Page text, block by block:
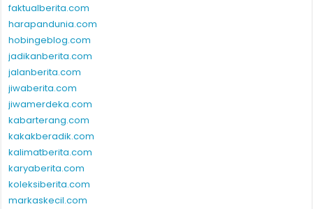
faktualberita.com
harapandunia.com
hobingeblog.com
jadikanberita.com
jalanberita.com
jiwaberita.com
jiwamerdeka.com
kabarterang.com
kakakberadik.com
kalimatberita.com
karyaberita.com
koleksiberita.com
markaskecil.com